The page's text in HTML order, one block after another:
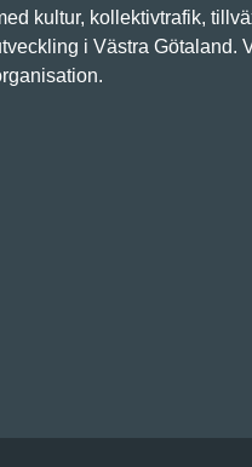
kultur, kollektivtrafik,
i Västra Götaland.